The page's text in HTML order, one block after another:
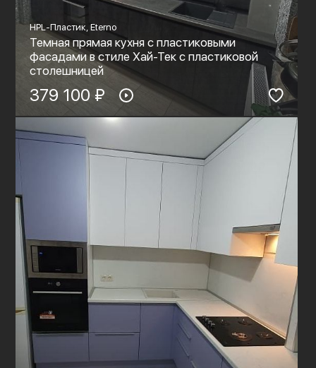
HPL-Пластик, Eterno
Темная прямая кухня с пластиковыми
фасадами в стиле Хай-Тек с пластиковой
столешницей
379 100 ₽